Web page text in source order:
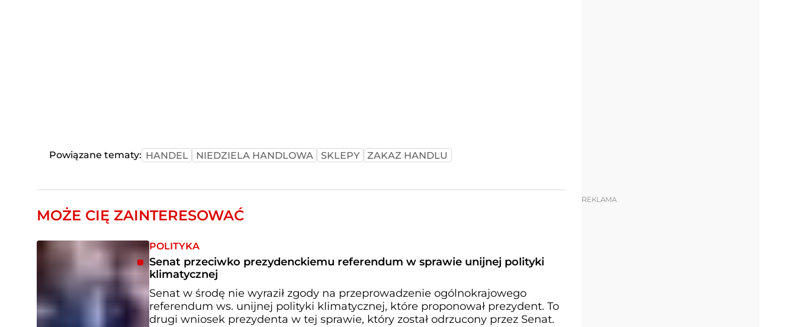
Powiązane tematy: HANDEL NIEDZIELA HANDLOWA SKLEPY ZAKAZ HANDLU
MOŻE CIĘ ZAINTERESOWAĆ
POLITYKA
Senat przeciwko prezydenckiemu referendum w sprawie unijnej polityki
klimatycznej
Senat w środę nie wyraził zgody na przeprowadzenie ogólnokrajowego
referendum ws. unijnej polityki klimatycznej, które proponował prezydent. To
drugi wniosek prezydenta w tej sprawie, który został odrzucony przez Senat.
REKLAMA